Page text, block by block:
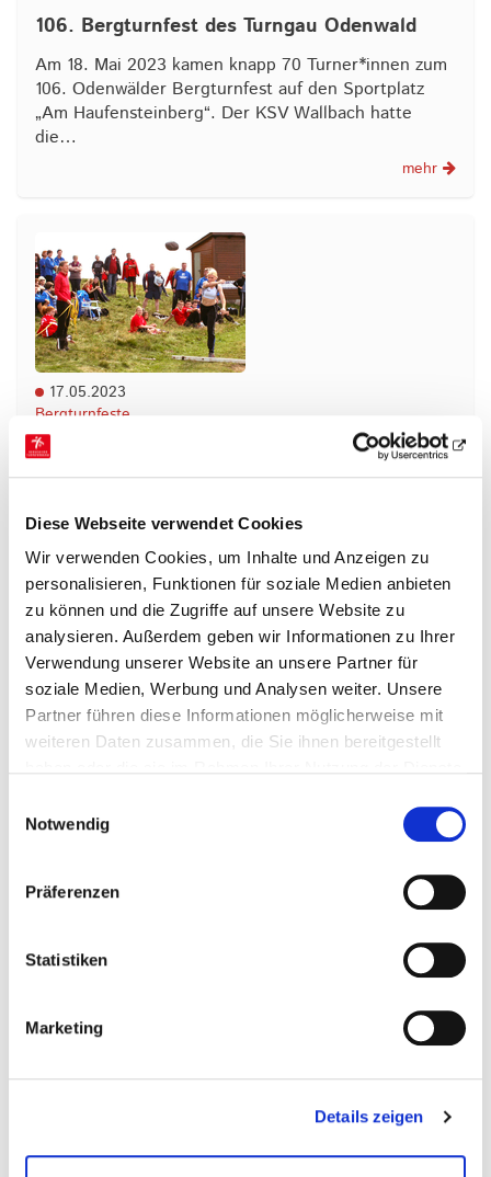
Diese Webseite verwendet Cookies
Wir verwenden Cookies, um Inhalte und Anzeigen zu
personalisieren, Funktionen für soziale Medien anbieten
zu können und die Zugriffe auf unsere Website zu
analysieren. Außerdem geben wir Informationen zu Ihrer
Verwendung unserer Website an unsere Partner für
soziale Medien, Werbung und Analysen weiter. Unsere
Partner führen diese Informationen möglicherweise mit
weiteren Daten zusammen, die Sie ihnen bereitgestellt
Notwendig
Präferenzen
Statistiken
Marketing
Details zeigen
106. Bergturnfest des Turngau Odenwald
Am 18. Mai 2023 kamen knapp 70 Turner*innen zum
106. Odenwälder Bergturnfest auf den Sportplatz
„Am Haufensteinberg“. Der KSV Wallbach hatte
die…
mehr
17.05.2023
Bergturnfeste
Bergturnfeste in Hessen
zahlreichen in den kommenden Monaten befinden
Eine gute…
mehr
Bergturnfeste
105. Bergturnfest des Turngau Odenwald
Am 26. Mai konnte nach zwei Jahren Pause der KSV
mehr